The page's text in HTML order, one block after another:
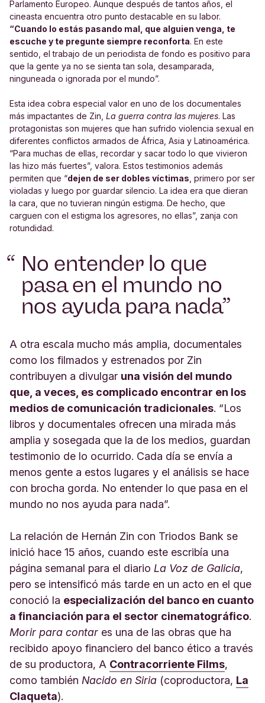
Parlamento Europeo. Aunque después de tantos años, el
cineasta encuentra otro punto destacable en su labor.
“Cuando lo estás pasando mal, que alguien venga, te
escuche y te pregunte siempre reconforta. En este
sentido, el trabajo de un periodista de fondo es positivo para
que la gente ya no se sienta tan sola, desamparada,
ninguneada o ignorada por el mundo”.
Esta idea cobra especial valor en uno de los documentales
más impactantes de Zin, La guerra contra las mujeres. Las
protagonistas son mujeres que han sufrido violencia sexual en
diferentes conflictos armados de África, Asia y Latinoamérica.
“Para muchas de ellas, recordar y sacar todo lo que vivieron
las hizo más fuertes”, valora. Estos testimonios además
permiten que “dejen de ser dobles víctimas , primero por ser
violadas y luego por guardar silencio. La idea era que dieran
la cara, que no tuvieran ningún estigma. De hecho, que
carguen con el estigma los agresores, no ellas”, zanja con
rotundidad.
No entender lo que
pasa en el mundo no
nos ayuda para nada
A otra escala mucho más amplia, documentales
como los filmados y estrenados por Zin
contribuyen a divulgar una visión del mundo
que, a veces, es complicado encontrar en los
medios de comunicación tradicionales. “Los
libros y documentales ofrecen una mirada más
amplia y sosegada que la de los medios, guardan
testimonio de lo ocurrido. Cada día se envía a
menos gente a estos lugares y el análisis se hace
con brocha gorda. No entender lo que pasa en el
mundo no nos ayuda para nada”.
La relación de Hernán Zin con Triodos Bank se
inició hace 15 años, cuando este escribía una
página semanal para el diario La Voz de Galicia,
pero se intensificó más tarde en un acto en el que
conoció la especialización del banco en cuanto
a financiación para el sector cinematográfico.
Morir para contar es una de las obras que ha
recibido apoyo financiero del banco ético a través
de su productora, A Contracorriente Films,
como también Nacido en Siria (coproductora, La
Claqueta).